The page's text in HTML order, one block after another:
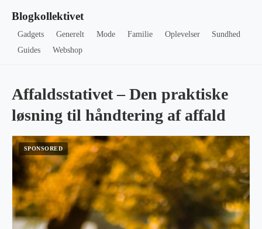
Blogkollektivet
Gadgets Generelt Mode Familie Oplevelser
Sundhed
Guides
Webshop
Affaldsstativet – Den praktiske
løsning til håndtering af affald